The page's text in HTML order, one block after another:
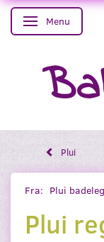
Skifte navigation
Menu
Plui
Fra: Plui
Plui